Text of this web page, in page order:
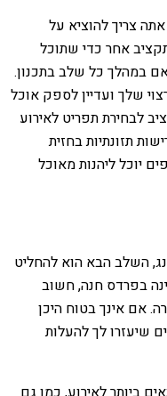
צריך להוציא על
תקציב אחר כדי שתוכל
במהלך כל שלב בתכנון.
שלך ועדיין לספק אוכל
לבחירת תפריט לאירוע
תזונתיות בחזית
יוכל ליהנות מאוכל
השלב הבא הוא להחליט
בפרדס חנה, חשוב
אם אינך בטוח היכן
שיעזרו לך להעלות